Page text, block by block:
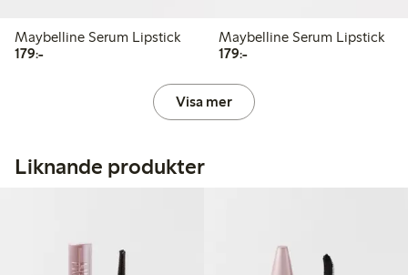
Maybelline Serum Lipstick
179:-179,00 kr
Maybelline Serum Lipstick
179:-179,00 kr
Visa mer
Liknande produkter